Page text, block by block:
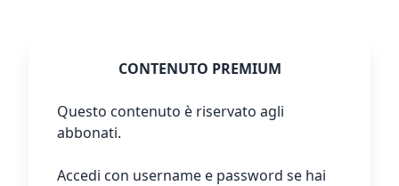
CONTENUTO PREMIUM
Questo contenuto è riservato agli
abbonati.
Accedi con username e password se hai